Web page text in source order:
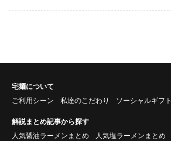
宅麺について
ご利用シーン
私達のこだわり ソーシャルギフト
解説まとめ記事から探す
人気醤油ラーメンまとめ
人気塩ラーメンまとめ